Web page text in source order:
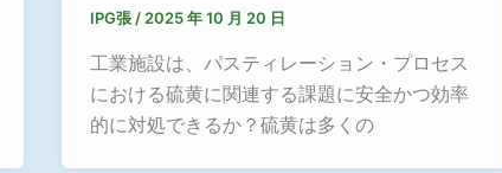
IPG張 / 2025 年 10 月 20 日
工業施設は、パスティレーション・プロセス
における硫黄に関連する課題に安全かつ効率
的に対処できるか？硫黄は多くの